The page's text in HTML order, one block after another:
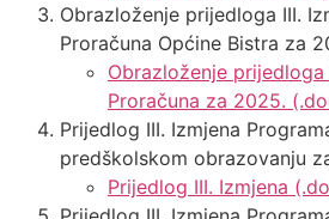
Obrazloženje prijedloga III.
Proračuna Općine Bistra za
Obrazloženje
Proračuna za 2025.
Prijedlog III. Izmjena
predškolskom obrazovanju
Prijedlog III. Izmjena